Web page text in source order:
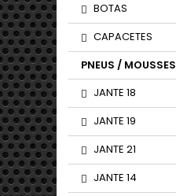
BOTAS
CAPACETES
PNEUS / MOUSSES
JANTE 18
JANTE 19
JANTE 21
JANTE 14